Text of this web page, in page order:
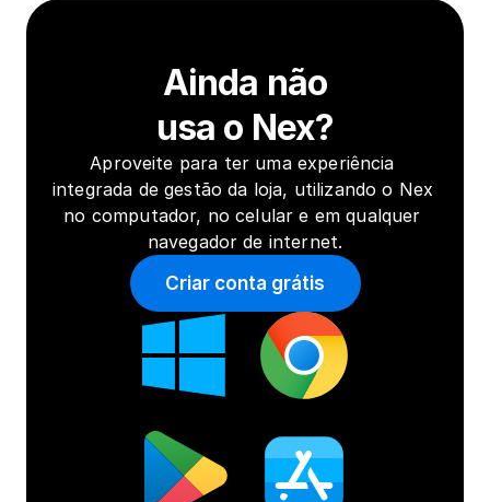
Ainda não
usa o Nex?
Aproveite para ter uma experiência
integrada de gestão da loja, utilizando o Nex
no computador, no celular e em qualquer
navegador de internet.
Criar conta grátis